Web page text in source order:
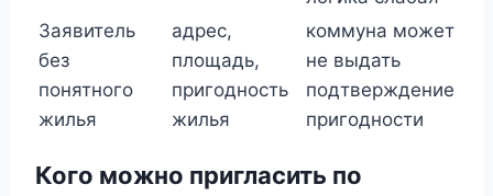
Заявитель
без
понятного
жилья
адрес,
площадь,
пригодность
жилья
коммуна может
не выдать
подтверждение
пригодности
Кого можно пригласить по